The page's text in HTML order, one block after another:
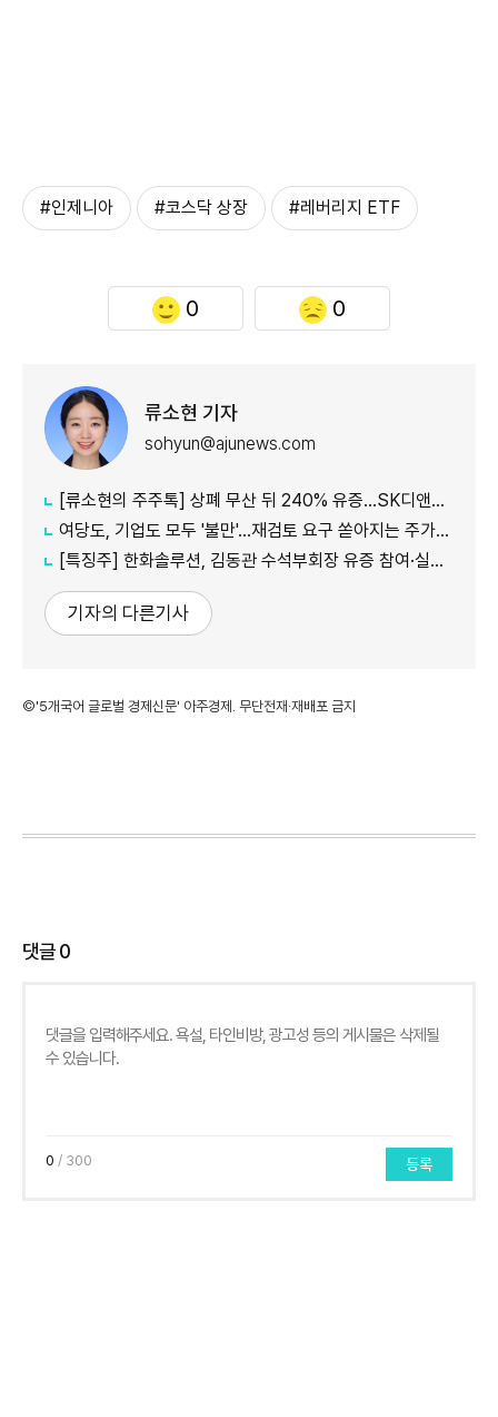
#인제니아 #코스닥 상장 #레버리지 ETF
0 0
류소현 기자
sohyun@ajunews.com
[류소현의 주주톡] 상폐 무산 뒤 240% 유증…SK디앤디는 주주를 설득했나?
여당도, 기업도 모두 '불만'...재검토 요구 쏟아지는 주가누르기 방지 세제개편안
[특징주] 한화솔루션, 김동관 수석부회장 유증 참여·실적 개선 기대에 16% 강세
기자의 다른기사
©'5개국어 글로벌 경제신문' 아주경제. 무단전재·재배포 금지
댓글0
0 / 300 등록